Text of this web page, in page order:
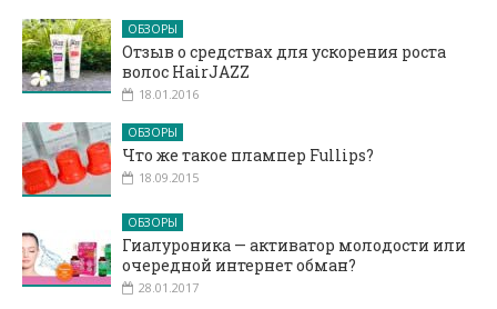
ОБЗОРЫ
Отзыв о средствах для ускорения роста
волос HairJAZZ
18.01.2016
ОБЗОРЫ
Что же такое плампер Fullips?
18.09.2015
ОБЗОРЫ
Гиалуроника — активатор молодости или
очередной интернет обман?
28.01.2017